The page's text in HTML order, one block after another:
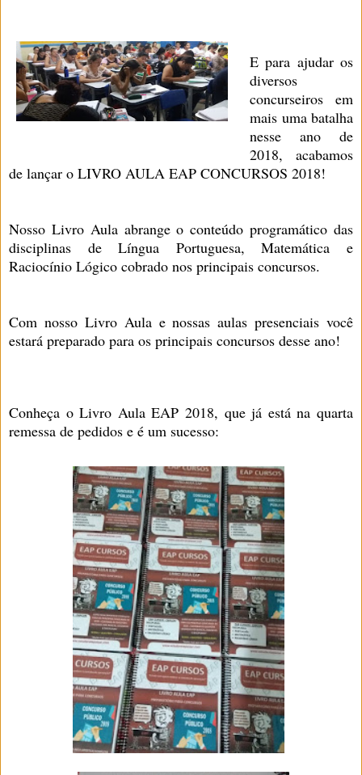
E para ajudar os
diversos
concurseiros em
mais uma batalha
nesse ano de
2018, acabamos
de lançar o LIVRO AULA EAP CONCURSOS 2018!
Nosso Livro Aula abrange o conteúdo programático das
disciplinas de Língua Portuguesa, Matemática e
Raciocínio Lógico cobrado nos principais concursos.
Com nosso Livro Aula e nossas aulas presenciais você
estará preparado para os principais concursos desse ano!
Conheça o Livro Aula EAP 2018, que já está na quarta
remessa de pedidos e é um sucesso: